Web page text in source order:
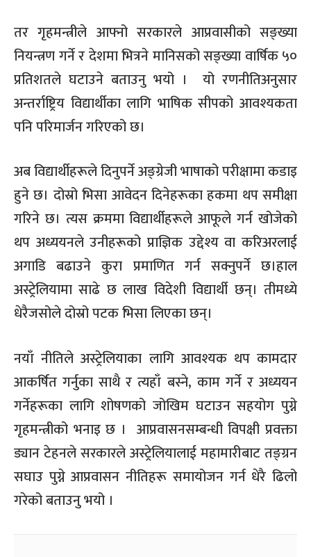
तर गृहमन्त्रीले आफ्नो सरकारले आप्रवासीको सङ्ख्या
नियन्त्रण गर्ने र देशमा भित्रने मानिसको सङ्ख्या वार्षिक ५०
प्रतिशतले घटाउने बताउनु भयो । यो रणनीतिअनुसार
अन्तर्राष्ट्रिय विद्यार्थीका लागि भाषिक सीपको आवश्यकता
पनि परिमार्जन गरिएको छ।
अब विद्यार्थीहरूले दिनुपर्ने अङ्ग्रेजी भाषाको परीक्षामा कडाइ
हुने छ। दोस्रो भिसा आवेदन दिनेहरूका हकमा थप समीक्षा
गरिने छ। त्यस क्रममा विद्यार्थीहरूले आफूले गर्न खोजेको
थप अध्ययनले उनीहरूको प्राज्ञिक उद्देश्य वा करिअरलाई
अगाडि बढाउने कुरा प्रमाणित गर्न सक्नुपर्ने छ।हाल
अस्ट्रेलियामा साढे छ लाख विदेशी विद्यार्थी छन्। तीमध्ये
धेरैजसोले दोस्रो पटक भिसा लिएका छन्।
नयाँ नीतिले अस्ट्रेलियाका लागि आवश्यक थप कामदार
आकर्षित गर्नुका साथै र त्यहाँ बस्ने, काम गर्ने र अध्ययन
गर्नेहरूका लागि शोषणको जोखिम घटाउन सहयोग पुग्ने
गृहमन्त्रीको भनाइ छ । आप्रवासनसम्बन्धी विपक्षी प्रवक्ता
ड्यान टेहनले सरकारले अस्ट्रेलियालाई महामारीबाट तङ्ग्रन
सघाउ पुग्ने आप्रवासन नीतिहरू समायोजन गर्न धेरै ढिलो
गरेको बताउनु भयो ।